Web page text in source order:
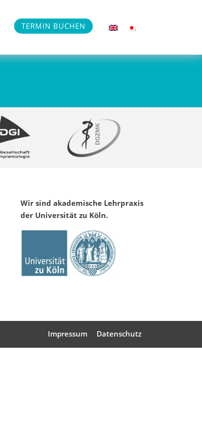
TERMIN BUCHEN
Wir sind akademische Lehrpraxis
der Universität zu Köln.
Impressum Datenschutz